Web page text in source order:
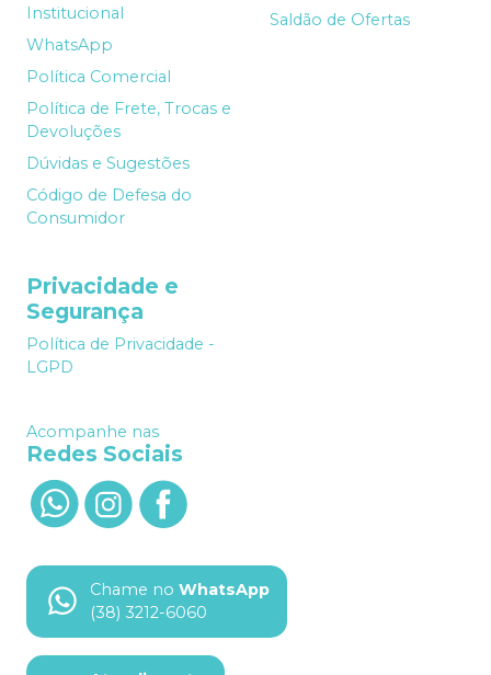
Institucional
WhatsApp
Política Comercial
Política de Frete, Trocas e
Devoluções
Dúvidas e Sugestões
Código de Defesa do
Consumidor
Saldão de Ofertas
Privacidade e
Segurança
Política de Privacidade -
LGPD
Acompanhe nas
Redes Sociais
Chame no WhatsApp
(38) 3212-6060